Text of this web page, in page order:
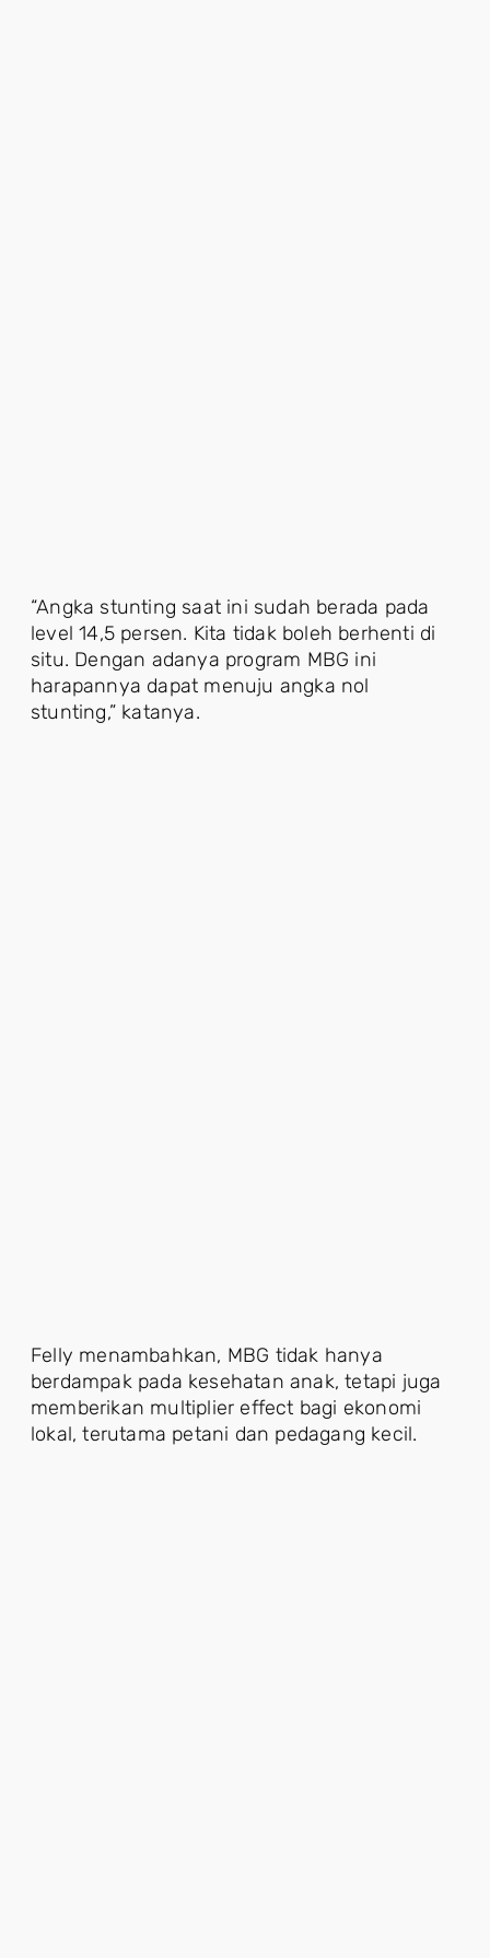
“Angka stunting saat ini sudah berada pada
level 14,5 persen. Kita tidak boleh berhenti di
situ. Dengan adanya program MBG ini
harapannya dapat menuju angka nol
stunting,” katanya.
Felly menambahkan, MBG tidak hanya
berdampak pada kesehatan anak, tetapi juga
memberikan multiplier effect bagi ekonomi
lokal, terutama petani dan pedagang kecil.